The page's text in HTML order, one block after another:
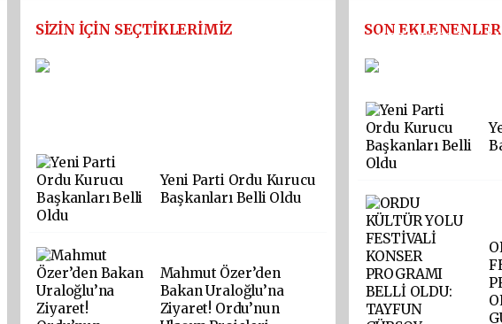
SİZİN İÇİN SEÇTİKLERİMİZ
KONSER PROGRAMI BELLİ OLDU:
Yeni Parti Ordu Kurucu
Başkanları Belli Oldu
Mahmut Özer’den
Bakan Uraloğlu’na
Ziyaret! Ordu’nun
SON EKLENENLER
2026 TMO